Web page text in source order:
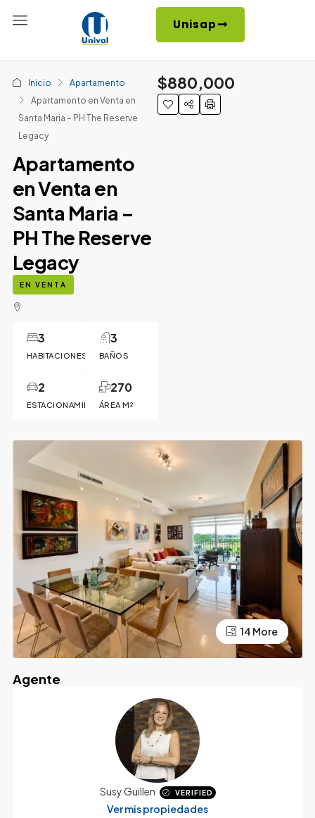
Unisap
Inicio
Apartamento
Apartamento en Venta en
Santa Maria – PH The Reserve
Legacy
Apartamento
en Venta en
Santa Maria –
PH The Reserve
Legacy
EN VENTA
HABITACIONES
3
BAÑOS
3
ESTACIONAMIENTOS
2
ÁREA M²
270
$880,000
10 More
14 More
Agente
Susy Guillen VERIFIED
Ver mis propiedades